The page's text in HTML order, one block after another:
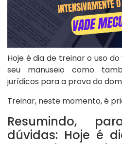
Hoje é dia de treinar o uso
seu manuseio como
jurídicos para a prova do
Treinar, neste momento, é
Resumindo,
dúvidas: Hoje é